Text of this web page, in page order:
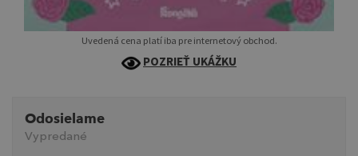
Uvedená cena platí iba pre internetový obchod.
POZRIEŤ UKÁŽKU
Odosielame
Vypredané